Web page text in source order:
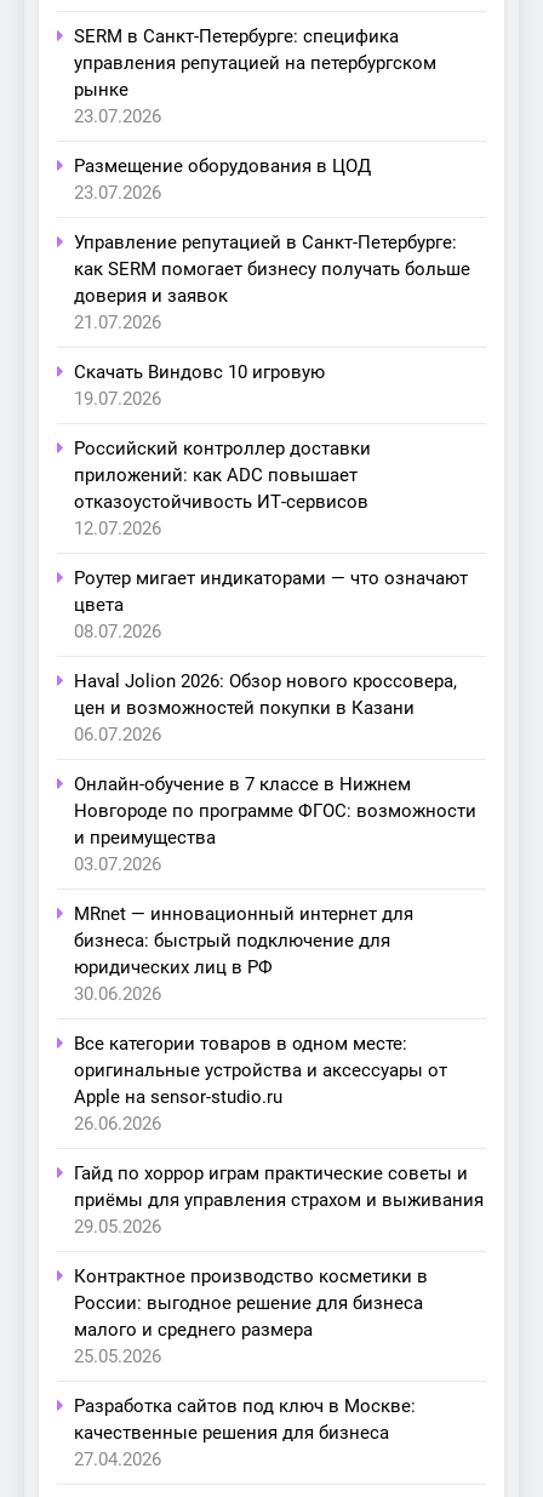
SERM в Санкт-Петербурге: специфика
управления репутацией на петербургском
рынке
23.07.2026
Размещение оборудования в ЦОД
23.07.2026
Управление репутацией в Санкт-Петербурге:
как SERM помогает бизнесу получать больше
доверия и заявок
21.07.2026
Скачать Виндовс 10 игровую
19.07.2026
Российский контроллер доставки
приложений: как ADC повышает
отказоустойчивость ИТ-сервисов
12.07.2026
Роутер мигает индикаторами — что означают
цвета
08.07.2026
Haval Jolion 2026: Обзор нового кроссовера,
цен и возможностей покупки в Казани
06.07.2026
Онлайн-обучение в 7 классе в Нижнем
Новгороде по программе ФГОС: возможности
и преимущества
03.07.2026
MRnet — инновационный интернет для
бизнеса: быстрый подключение для
юридических лиц в РФ
30.06.2026
Все категории товаров в одном месте:
оригинальные устройства и аксессуары от
Apple на sensor-studio.ru
26.06.2026
Гайд по хоррор играм практические советы и
приёмы для управления страхом и выживания
29.05.2026
Контрактное производство косметики в
России: выгодное решение для бизнеса
малого и среднего размера
25.05.2026
Разработка сайтов под ключ в Москве:
качественные решения для бизнеса
27.04.2026